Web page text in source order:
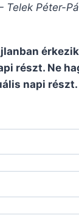
Telek Péter-
részt. Ne
napi részt.